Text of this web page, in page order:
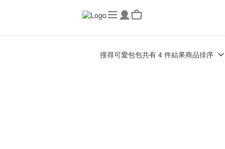
搜尋可愛包包共有 4 件結果商品排序